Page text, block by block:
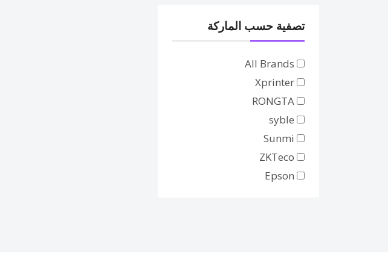
تصفية حسب الماركة
All Brands
Xprinter
RONGTA
syble
Sunmi
ZKTeco
Epson